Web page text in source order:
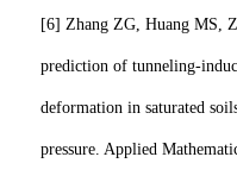
[6] Zhang ZG, Huang MS,
prediction of tunneling-
deformation in saturated
pressure. Applied